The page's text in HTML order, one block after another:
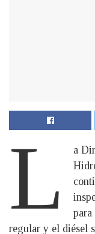
L
a
regular y el diésel